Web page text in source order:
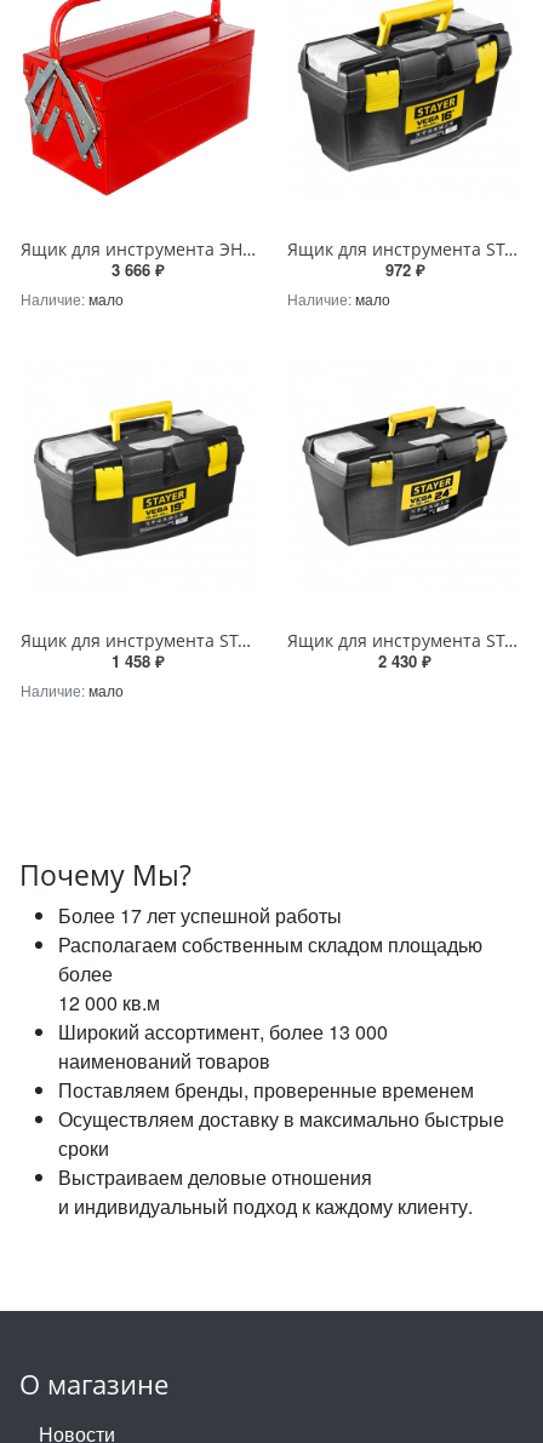
Ящик для инструмента ЭНКОР ТВ123 40х20х19см 6712
3 666 ₽
Наличие:мало
Ящик для инструмента STAYER VEGA-16 пластиковый
972 ₽
Наличие:мало
Ящик для инструмента STAYER VEGA-19 пластиковый
1 458 ₽
Наличие:мало
Ящик для инструмента STAYER VEGA-24 пластиковый
2 430 ₽
Почему Мы?
Более 17 лет успешной работы
Располагаем собственным складом площадью
более
12 000 кв.м
Широкий ассортимент, более 13 000
наименований товаров
Поставляем бренды, проверенные временем
Осуществляем доставку в максимально быстрые
сроки
Выстраиваем деловые отношения
и индивидуальный подход к каждому клиенту.
О магазине
Новости